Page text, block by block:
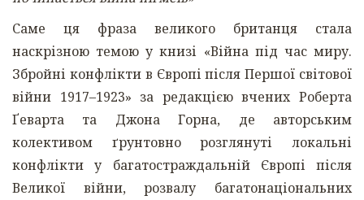
Саме ця фраза великого британця стала
наскрізною темою у книзі «Війна під час миру.
Збройні конфлікти в Європі після Першої світової
війни 1917–1923» за редакцією вчених Роберта
Ґеварта та Джона Горна, де авторським
колективом ґрунтовно розглянуті локальні
конфлікти у багатостраждальній Європі після
Великої війни, розвалу багатонаціональних